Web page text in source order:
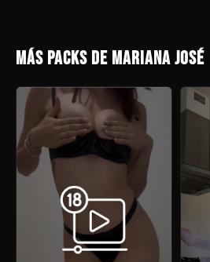
MÁS PACKS DE MARIANA JOSÉ